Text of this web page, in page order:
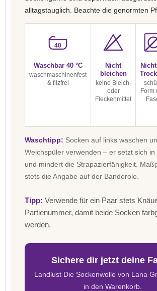
alltagstauglich. Beachte die genormten
40
Waschbar 40 °C
waschmaschinenfest
& filzfrei
Nicht
bleichen
keine Bleich-
oder
Fleckenmittel
Form
Waschtipp: Socken auf links waschen
Weichspüler verwenden – er setzt sich
und mindert die Strapazierfähigkeit.
stets die Angabe auf der Banderole.
Tipp: Verwende für ein Paar stets
Partienummer, damit beide Socken
werden.
Sichere dir jetzt deine
Landlust Die Sockenwolle von Lana
in den Warenkorb.